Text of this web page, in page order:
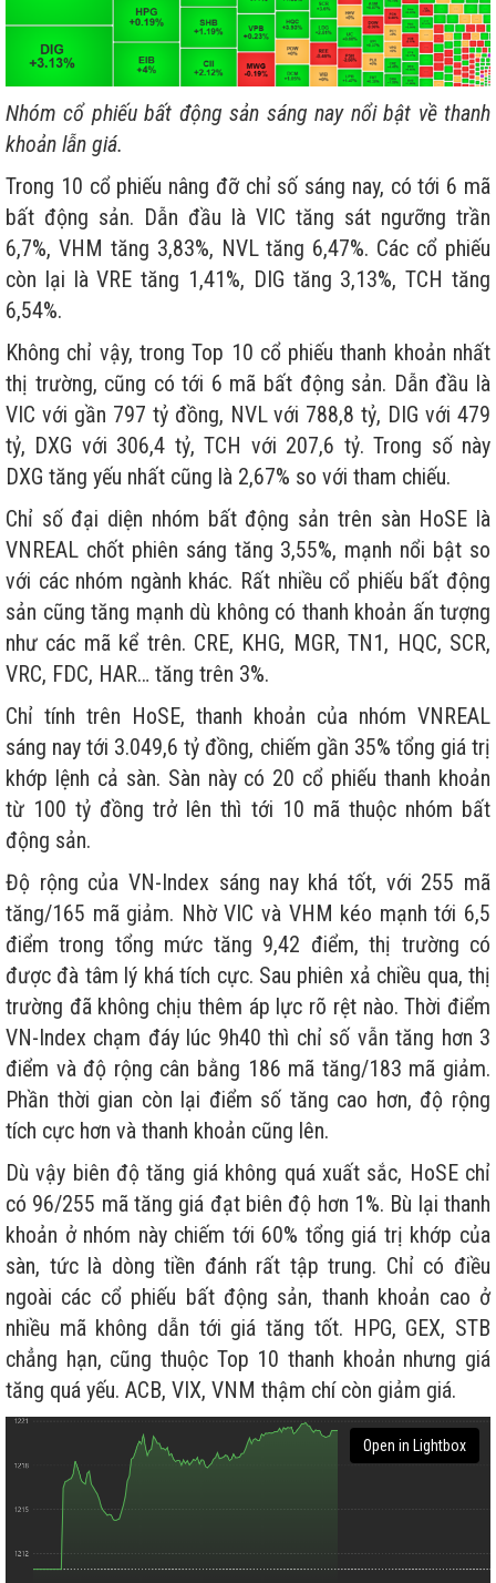
Nhóm cổ phiếu bất động sản sáng nay nổi bật về thanh
khoản lẫn giá.
Trong 10 cổ phiếu nâng đỡ chỉ số sáng nay, có tới 6 mã
bất động sản. Dẫn đầu là VIC tăng sát ngưỡng trần
6,7%, VHM tăng 3,83%, NVL tăng 6,47%. Các cổ phiếu
còn lại là VRE tăng 1,41%, DIG tăng 3,13%, TCH tăng
6,54%.
Không chỉ vậy, trong Top 10 cổ phiếu thanh khoản nhất
thị trường, cũng có tới 6 mã bất động sản. Dẫn đầu là
VIC với gần 797 tỷ đồng, NVL với 788,8 tỷ, DIG với 479
tỷ, DXG với 306,4 tỷ, TCH với 207,6 tỷ. Trong số này
DXG tăng yếu nhất cũng là 2,67% so với tham chiếu.
Chỉ số đại diện nhóm bất động sản trên sàn HoSE là
VNREAL chốt phiên sáng tăng 3,55%, mạnh nổi bật so
với các nhóm ngành khác. Rất nhiều cổ phiếu bất động
sản cũng tăng mạnh dù không có thanh khoản ấn tượng
như các mã kể trên. CRE, KHG, MGR, TN1, HQC, SCR,
VRC, FDC, HAR… tăng trên 3%.
Chỉ tính trên HoSE, thanh khoản của nhóm VNREAL
sáng nay tới 3.049,6 tỷ đồng, chiếm gần 35% tổng giá trị
khớp lệnh cả sàn. Sàn này có 20 cổ phiếu thanh khoản
từ 100 tỷ đồng trở lên thì tới 10 mã thuộc nhóm bất
động sản.
Độ rộng của VN-Index sáng nay khá tốt, với 255 mã
tăng/165 mã giảm. Nhờ VIC và VHM kéo mạnh tới 6,5
điểm trong tổng mức tăng 9,42 điểm, thị trường có
được đà tâm lý khá tích cực. Sau phiên xả chiều qua, thị
trường đã không chịu thêm áp lực rõ rệt nào. Thời điểm
VN-Index chạm đáy lúc 9h40 thì chỉ số vẫn tăng hơn 3
điểm và độ rộng cân bằng 186 mã tăng/183 mã giảm.
Phần thời gian còn lại điểm số tăng cao hơn, độ rộng
tích cực hơn và thanh khoản cũng lên.
Dù vậy biên độ tăng giá không quá xuất sắc, HoSE chỉ
có 96/255 mã tăng giá đạt biên độ hơn 1%. Bù lại thanh
khoản ở nhóm này chiếm tới 60% tổng giá trị khớp của
sàn, tức là dòng tiền đánh rất tập trung. Chỉ có điều
ngoài các cổ phiếu bất động sản, thanh khoản cao ở
nhiều mã không dẫn tới giá tăng tốt. HPG, GEX, STB
chẳng hạn, cũng thuộc Top 10 thanh khoản nhưng giá
tăng quá yếu. ACB, VIX, VNM thậm chí còn giảm giá.
Open in Lightbox